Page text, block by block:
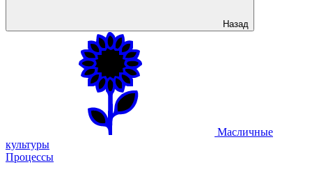
Назад
Масличные
культуры
Процессы